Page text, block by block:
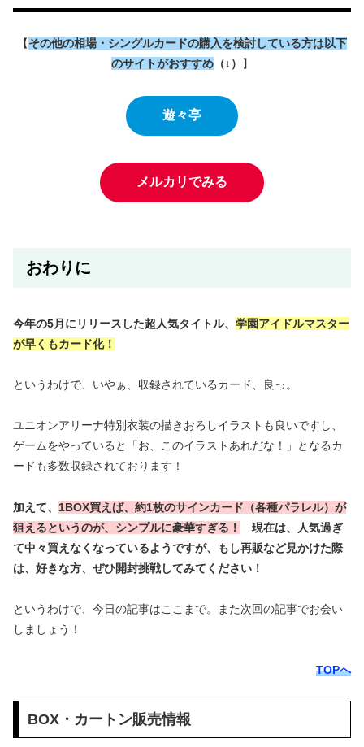
【その他の相場・シングルカードの購入を検討している方は以下
のサイトがおすすめ（↓） 】
遊々亭
メルカリでみる
おわりに
今年の5月にリリースした超人気タイトル、 学園アイドルマスター
が早くもカード化！
というわけで、いやぁ、収録されているカード、良っ。
ユニオンアリーナ特別衣装の描きおろしイラストも良いですし、
ゲームをやっていると「お、このイラストあれだな！」となるカ
ードも多数収録されております！
加えて、 1BOX買えば、約1枚のサインカード（各種パラレル）が
狙えるというのが、 シンプルに豪華すぎる！
現在は、人気過ぎ
て中々買えなくなっているようですが、もし再販など見かけた際
は、好きな方、ぜひ開封挑戦してみてください！
というわけで、今日の記事はここまで。また次回の記事でお会い
しましょう！
TOPへ
BOX・カートン販売情報